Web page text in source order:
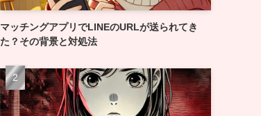
マッチングアプリでLINEのURLが送られてき
た？その背景と対処法